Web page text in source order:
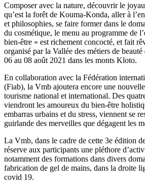
Composer avec la nature, découvrir le
qu’est la forêt de Kouma-Konda, aller à
et philosophies, se faire former dans le
du cosmétique, le menu au programme de
bien-être » est richement concocté, et fait
organisé par la Vallée des métiers de
06 au 08 août 2021 dans les monts Kloto.
En collaboration avec la Fédération
(Fiab), la Vmb ajoutera encore une
tourisme national et international. Des
viendront les amoureux du bien-être
embarras urbains et du stress, viennent se
guirlande des merveilles que dégagent les
La Vmb, dans le cadre de cette 3e édition
réserve aux participants une pléthore
notamment des formations dans divers
fabrication de gel de mains, dans la droite
covid 19.